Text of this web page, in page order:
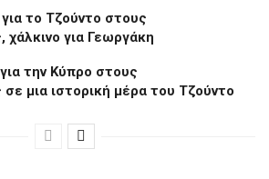
το Τζούντο στους
χάλκινο για Γεωργάκη
την Κύπρο στους
σε μια ιστορική μέρα του Τζούντο